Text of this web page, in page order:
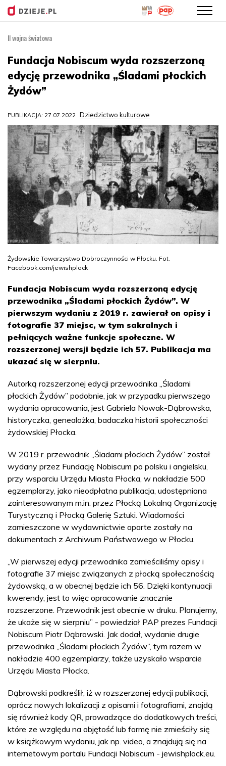
treści
II wojna światowa
Fundacja Nobiscum wyda rozszerzoną
edycję przewodnika „Śladami płockich
Żydów”
PUBLIKACJA: 27.07.2022 Dziedzictwo kulturowe
Żydowskie Towarzystwo Dobroczynności w Płocku. Fot.
Facebook.com/jewishplock
Fundacja Nobiscum wyda rozszerzoną edycję
przewodnika „Śladami płockich Żydów”. W
pierwszym wydaniu z 2019 r. zawierał on opisy i
fotografie 37 miejsc, w tym sakralnych i
pełniących ważne funkcje społeczne. W
rozszerzonej wersji będzie ich 57. Publikacja ma
ukazać się w sierpniu.
Autorką rozszerzonej edycji przewodnika „Śladami
płockich Żydów” podobnie, jak w przypadku pierwszego
wydania opracowania, jest Gabriela Nowak-Dąbrowska,
historyczka, genealożka, badaczka historii społeczności
żydowskiej Płocka.
W 2019 r. przewodnik „Śladami płockich Żydów” został
wydany przez Fundację Nobiscum po polsku i angielsku,
przy wsparciu Urzędu Miasta Płocka, w nakładzie 500
egzemplarzy, jako nieodpłatna publikacja, udostępniana
zainteresowanym m.in. przez Płocką Lokalną Organizację
Turystyczną i Płocką Galerię Sztuki. Wiadomości
zamieszczone w wydawnictwie oparte zostały na
dokumentach z Archiwum Państwowego w Płocku.
„W pierwszej edycji przewodnika zamieściliśmy opisy i
fotografie 37 miejsc związanych z płocką społecznością
żydowską, a w obecnej będzie ich 56. Dzięki kontynuacji
kwerendy, jest to więc opracowanie znacznie
rozszerzone. Przewodnik jest obecnie w druku. Planujemy,
że ukaże się w sierpniu” - powiedział PAP prezes Fundacji
Nobiscum Piotr Dąbrowski. Jak dodał, wydanie drugie
przewodnika „Śladami płockich Żydów”, tym razem w
nakładzie 400 egzemplarzy, także uzyskało wsparcie
Urzędu Miasta Płocka.
Dąbrowski podkreślił, iż w rozszerzonej edycji publikacji,
oprócz nowych lokalizacji z opisami i fotografiami, znajdą
się również kody QR, prowadzące do dodatkowych treści,
które ze względu na objętość lub formę nie zmieściły się
w książkowym wydaniu, jak np. video, a znajdują się na
internetowym portalu Fundacji Nobiscum - jewishplock.eu.